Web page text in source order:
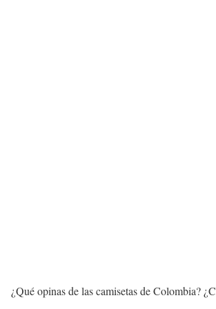
¿Qué opinas de las camisetas de Colombia?